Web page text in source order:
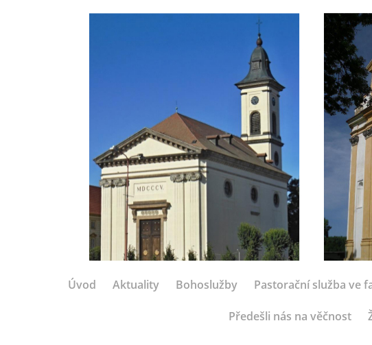
Úvod Aktuality Bohoslužby Pastorační služba ve
Předešli nás na věčnost